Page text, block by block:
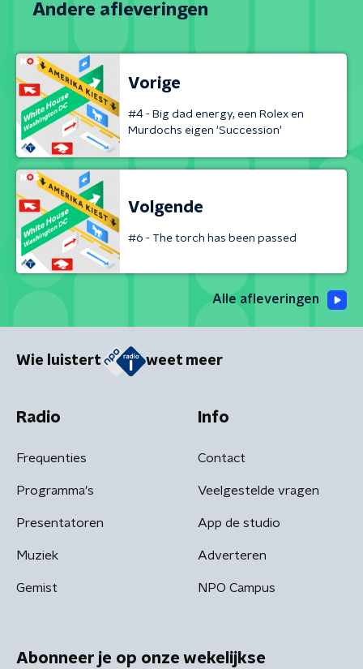
Andere afleveringen
Vorige
#4 - Big dad energy, een Rolex en
Murdochs eigen 'Succession'
Volgende
#6 - The torch has been passed
Alle afleveringen
Wie luistert weet meer
Radio
Frequenties
Programma's
Presentatoren
Muziek
Gemist
Info
Contact
Veelgestelde vragen
App de studio
Adverteren
NPO Campus
Abonneer je op onze wekelijkse